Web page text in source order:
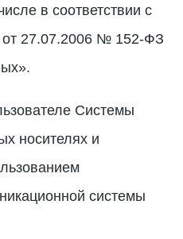
в соответствии с
27.07.2006 № 152-ФЗ
Системы
носителях и
системы